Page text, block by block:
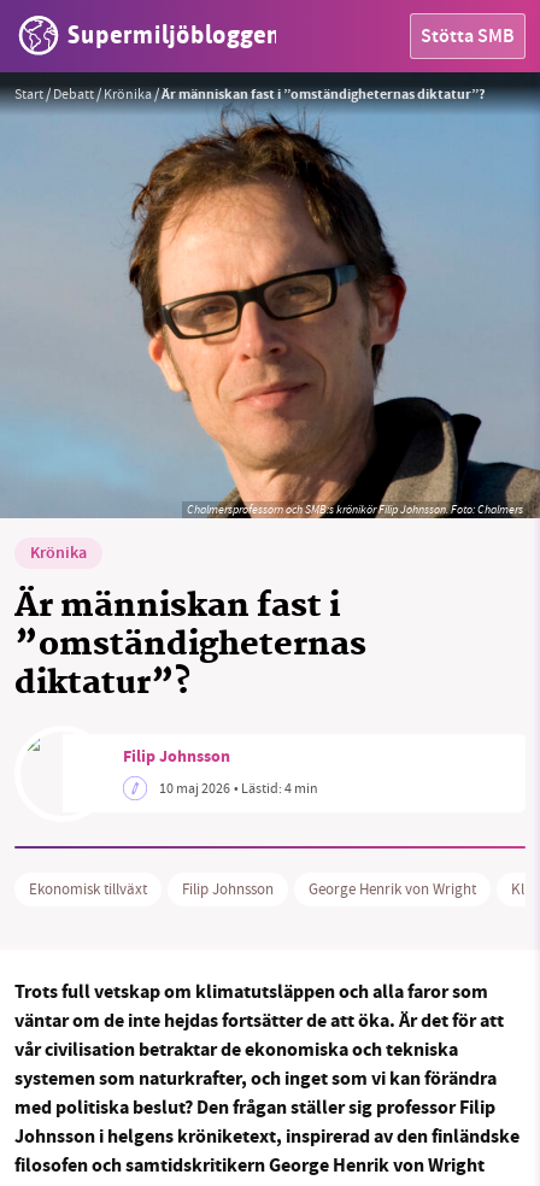
Supermiljöbloggen Stötta SMB
HEM
OMRÅDEN
MILJÖFAKTA
Threads
Start/Debatt/Krönika/Är människan fast i ”omständigheternas diktatur”?
Krönika
Är människan fast i
”omständigheternas
diktatur”?
Chalmersprofessorn och SMB:s krönikör Filip Johnsson.Foto: Chalmers
Filip Johnsson
10 maj 2026• Lästid:4 min
Ekonomisk tillväxt Filip Johnsson George Henrik von Wright
Trots full vetskap om klimatutsläppen och alla faror som
väntar om de inte hejdas fortsätter de att öka. Är det för att
vår civilisation betraktar de ekonomiska och tekniska
systemen som naturkrafter, och inget som vi kan förändra
med politiska beslut? Den frågan ställer sig professor Filip
Johnsson i helgens kröniketext, inspirerad av den finländske
filosofen och samtidskritikern George Henrik von Wright
SMB kämpar för en hållbar framtid. Sedan
starten 2010 har vår ideella redaktion drivit
miljödebatten framåt genom
utveckla vårt arbete – och vi hoppas att du
vill hjälpa oss.
Stötta vårt arbete genom att swisha en slant till
1231368703